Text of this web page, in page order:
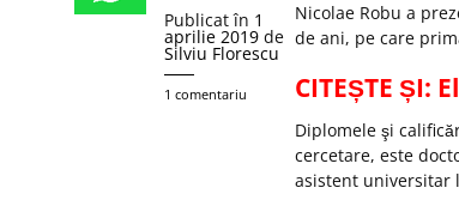
Publicat în 1
aprilie 2019 de
Silviu Florescu
1 comentariu
Nicolae Robu a
de ani, pe care
CITEȘTE ȘI:
Diplomele şi
cercetare, este
asistent universitar